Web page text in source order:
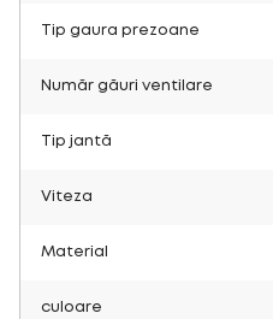
Tip gaura prezoane
Număr găuri ventilare
Tip jantă
Viteza
Material
culoare